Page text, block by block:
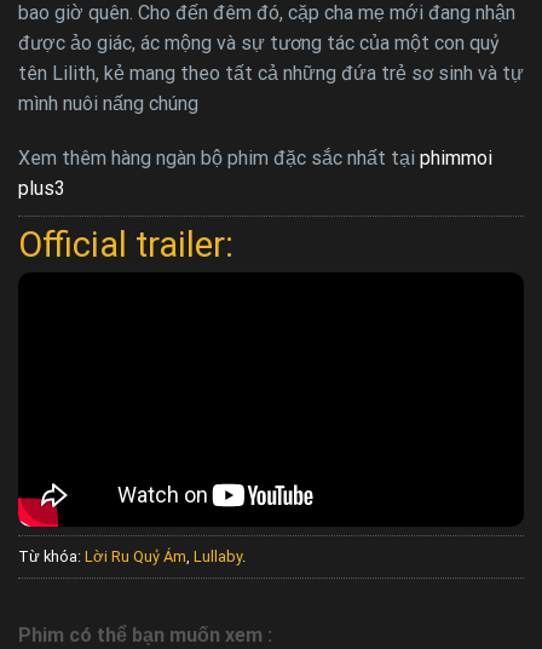
bao giờ quên. Cho đến đêm đó, cặp cha mẹ mới đang nhận
được ảo giác, ác mộng và sự tương tác của một con quỷ
tên Lilith, kẻ mang theo tất cả những đứa trẻ sơ sinh và tự
mình nuôi nấng chúng
Xem thêm hàng ngàn bộ phim đặc sắc nhất tại phimmoi
plus3
Official trailer:
Từ khóa: Lời Ru Quỷ Ám Lullaby.
Phim có thể bạn muốn xem :